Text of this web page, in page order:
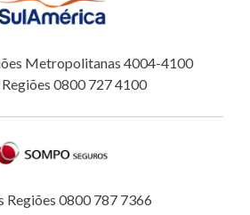
Metropolitanas 4004-4100
0800 727 4100
Regiões 0800 787 7366